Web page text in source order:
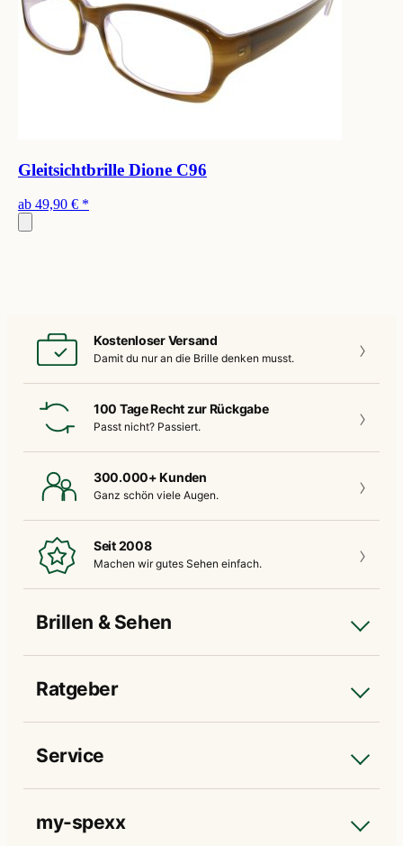
Gleitsichtbrille Dione C96
ab 49,90 € *
Kostenloser Versand
Damit du nur an die Brille denken musst.
100 Tage Recht zur Rückgabe
Passt nicht? Passiert.
300.000+ Kunden
Ganz schön viele Augen.
Seit 2008
Machen wir gutes Sehen einfach.
Brillen & Sehen
Ratgeber
Service
my-spexx